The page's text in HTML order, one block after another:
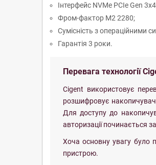
Інтерфейс NVMe PCIe Gen
Фром-фактор M2 2280;
Сумісність з операційними
Гарантія 3 роки.
Перевага технології
Cigent використовує
розшифровує накопичувач,
Для доступу до
авторизації починається
Хоча основну увагу було
пристрою.